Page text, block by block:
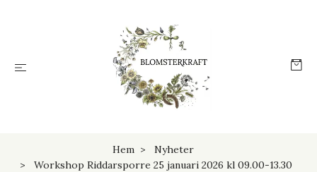
Hem
Nyheter
Workshop Riddarsporre 25 januari 2026 kl 09.00-13.30